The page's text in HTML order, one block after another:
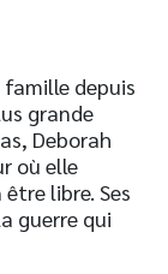
famille depuis
grande
Deborah
où elle
libre. Ses
guerre qui